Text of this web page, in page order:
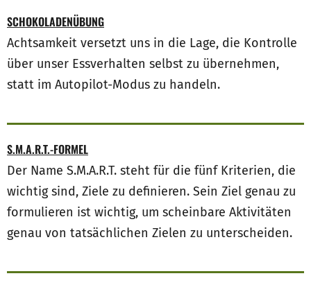
SCHOKOLADENÜBUNG
Achtsamkeit versetzt uns in die Lage, die Kontrolle
über unser Essverhalten selbst zu übernehmen,
statt im Autopilot-Modus zu handeln.
S.M.A.R.T.-FORMEL
Der Name S.M.A.R.T. steht für die fünf Kriterien, die
wichtig sind, Ziele zu definieren. Sein Ziel genau zu
formulieren ist wichtig, um scheinbare Aktivitäten
genau von tatsächlichen Zielen zu unterscheiden.